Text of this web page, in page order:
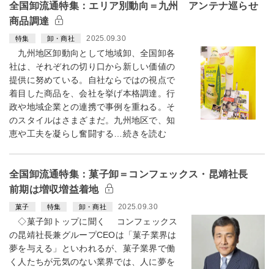
全国卸流通特集：エリア別動向＝九州 アンテナ巡らせ
商品調達
特集 卸・商社 2025.09.30
九州地区卸動向として地域卸、全国卸各
社は、それぞれの切り口から新しい価値の
提供に努めている。自社ならではの視点で
着目した商品を、会社を挙げ本格調達。行
政や地域企業との連携で事例を重ねる。そ
のスタイルはさまざまだ。九州地区で、知
恵や工夫を凝らし奮闘する…続きを読む
全国卸流通特集：菓子卸＝コンフェックス・昆靖社長
前期は増収増益着地
菓子 特集 卸・商社 2025.09.30
◇菓子卸トップに聞く コンフェックス
の昆靖社長兼グループCEOは「菓子業界は
夢を与える」といわれるが、菓子業界で働
く人たちが元気のない業界では、人に夢を